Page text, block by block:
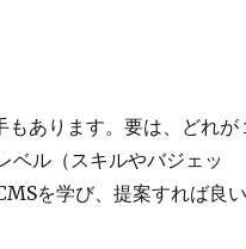
あります。要は、どれが
ベル（スキルやバジェッ
を学び、提案すれば良い